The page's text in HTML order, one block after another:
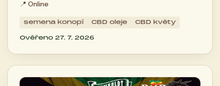
📍 Online
semena konopí CBD oleje CBD květy
Ověřeno 27. 7. 2026